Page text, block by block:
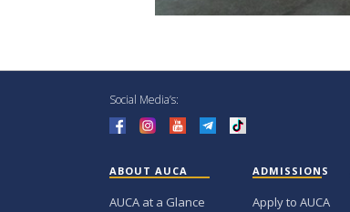
Social Media’s:
ABOUT AUCA
AUCA at a Glance
ADMISSIONS
Apply to AUCA